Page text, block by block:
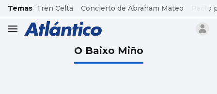
common.go-to-content
Temas Tren Celta Concierto de Abraham Mateo Pacto
header.menu.open
O Baixo Miño